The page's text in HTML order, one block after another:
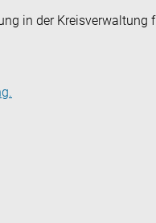
in der